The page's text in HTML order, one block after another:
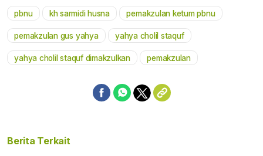
Mute
pbnu kh sarmidi husna pemakzulan ketum pbnu
pemakzulan gus yahya yahya cholil staquf
yahya cholil staquf dimakzulkan pemakzulan
Berita Terkait